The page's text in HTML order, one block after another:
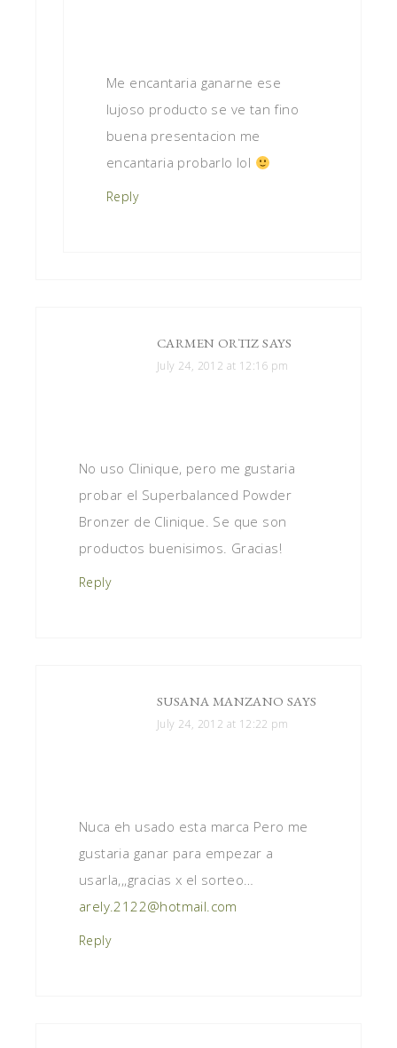
Me encantaria ganarne ese
lujoso producto se ve tan fino
buena presentacion me
encantaria probarlo lol
Reply
CARMEN ORTIZ SAYS
July 24, 2012 at 12:16 pm
No uso Clinique, pero me gustaria
probar el Superbalanced Powder
Bronzer de Clinique. Se que son
productos buenisimos. Gracias!
Reply
SUSANA MANZANO SAYS
July 24, 2012 at 12:22 pm
Nuca eh usado esta marca Pero me
gustaria ganar para empezar a
usarla,,,gracias x el sorteo…
arely.2122@hotmail.com
Reply